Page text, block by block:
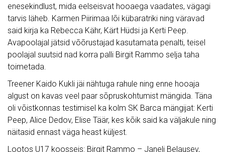
enesekindlust, mida eelseisvat hooaega vaadates, vägagi
tarvis läheb. Karmen Piirimaa lõi kübaratriki ning väravad
said kirja ka Rebecca Kähr, Kärt Hüdsi ja Kerti Peep.
Avapoolajal jätsid võõrustajad kasutamata penalti, teisel
poolajal suutsid nad korra palli Birgit Rammo selja taha
toimetada.
Treener Kaido Kukli jäi nähtuga rahule ning enne hooaja
algust on kavas veel paar sõpruskohtumist mängida. Täna
oli võistkonnas testimisel ka kolm SK Barca mängijat: Kerti
Peep, Alice Dedov, Elise Täär, kes kõik said ka väljakule ning
näitasid ennast väga heast küljest.
Lootos U17 koosseis: Birgit Rammo – Janeli Belausev,